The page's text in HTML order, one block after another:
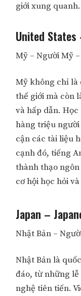
giới xung quanh.
United
Mỹ – Người Mỹ
Mỹ không chỉ là
thế giới mà còn
và hấp dẫn.
hàng triệu
cận các tài liệu
cạnh đó, tiếng
thành thạo
cơ hội học hỏi
Japan –
Nhật Bản –
Nhật Bản là
đáo, từ những
nghệ tiên tiến.